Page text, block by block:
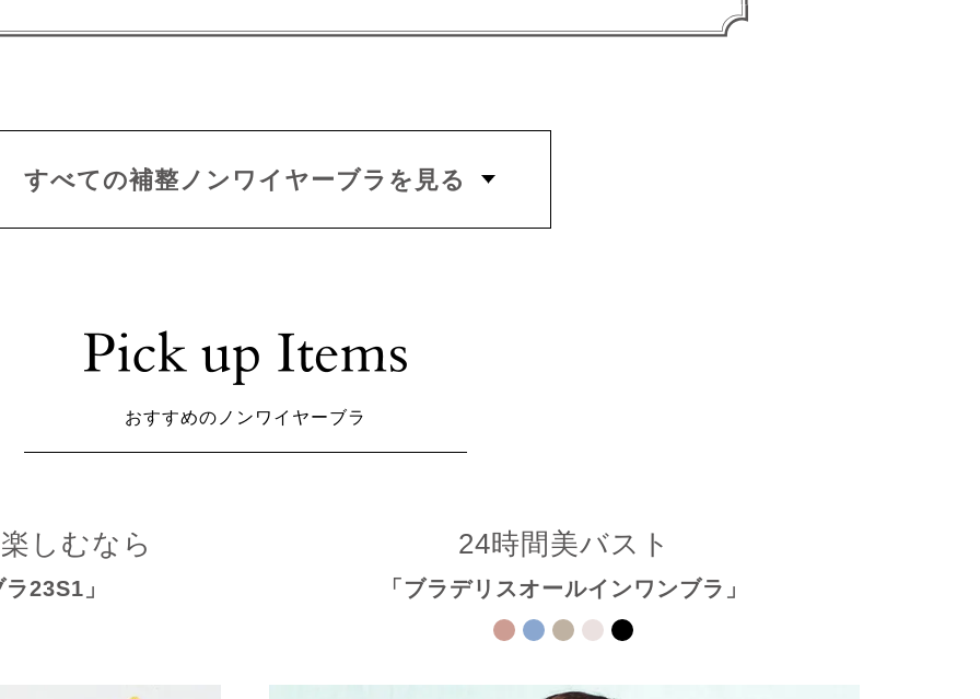
すべての補整ノンワイヤーブラを見る
おすすめのノンワイヤーブラ
しむなら
23S1」
24時間美バスト
「ブラデリスオールインワンブラ」